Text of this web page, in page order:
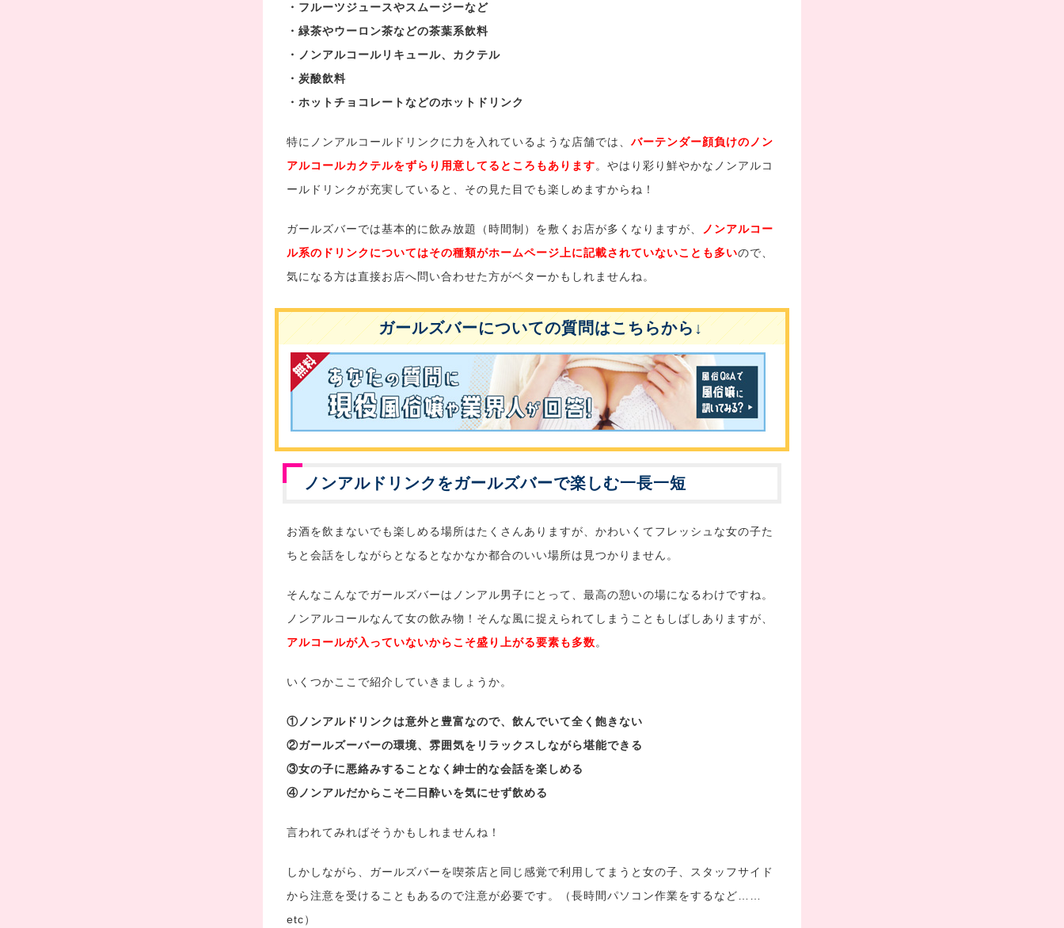
・フルーツジュースやスムージーなど
・緑茶やウーロン茶などの茶葉系飲料
・ノンアルコールリキュール、カクテル
・炭酸飲料
・ホットチョコレートなどのホットドリンク
特にノンアルコールドリンクに力を入れているような店舗では、 バーテンダー顔負けのノン
アルコールカクテルをずらり用意してるところもあります。やはり彩り鮮やかなノンアルコ
ールドリンクが充実していると、その見た目でも楽しめますからね！
ガールズバーでは基本的に飲み放題（時間制）を敷くお店が多くなりますが、
ノンアルコー
ル系のドリンクについてはその種類がホームページ上に記載されていないことも多いので、
気になる方は直接お店へ問い合わせた方がベターかもしれませんね。
ガールズバーについての質問はこちらから↓
ノンアルドリンクをガールズバーで楽しむ一長一短
お酒を飲まないでも楽しめる場所はたくさんありますが、かわいくてフレッシュな女の子た
ちと会話をしながらとなるとなかなか都合のいい場所は見つかりません。
そんなこんなでガールズバーはノンアル男子にとって、最高の憩いの場になるわけですね。
ノンアルコールなんて女の飲み物！そんな風に捉えられてしまうこともしばしありますが、
アルコールが入っていないからこそ盛り上がる要素も多数。
いくつかここで紹介していきましょうか。
①ノンアルドリンクは意外と豊富なので、飲んでいて全く飽きない
②ガールズーバーの環境、雰囲気をリラックスしながら堪能できる
③女の子に悪絡みすることなく紳士的な会話を楽しめる
④ノンアルだからこそ二日酔いを気にせず飲める
言われてみればそうかもしれませんね！
しかしながら、ガールズバーを喫茶店と同じ感覚で利用してまうと女の子、スタッフサイド
から注意を受けることもあるので注意が必要です。（長時間パソコン作業をするなど……
etc）